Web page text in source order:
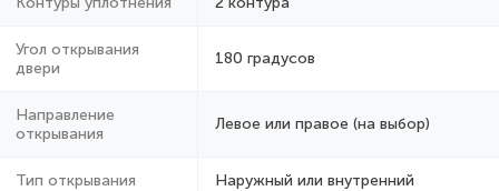
Угол открывания
двери
180 градусов
Направление
открывания
Левое или правое (на выбор)
Тип открывания Наружный или внутренний